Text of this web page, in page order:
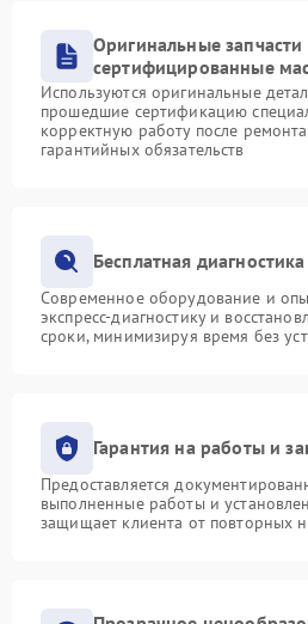
Оригинальные запчасти
сертифицированные
Используются оригинальные
прошедшие сертификацию
корректную работу после
гарантийных обязательств
Бесплатная
Современное оборудование и
экспресс-диагностику и
сроки, минимизируя время без
Гарантия на работы и
Предоставляется
выполненные работы и
защищает клиента от повторных